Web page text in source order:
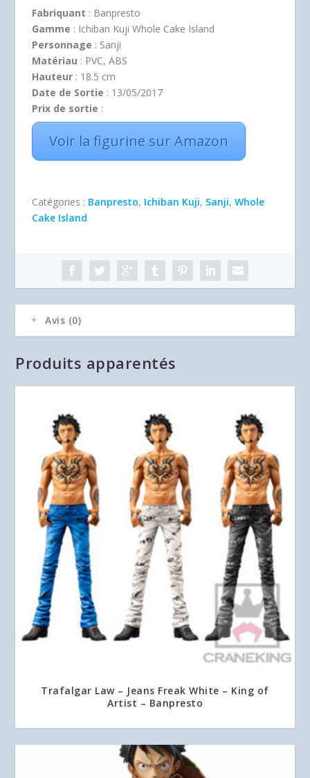
Fabriquant : Banpresto
Gamme : Ichiban Kuji Whole Cake Island
Personnage : Sanji
Matériau : PVC, ABS
Hauteur : 18.5 cm
Date de Sortie : 13/05/2017
Prix de sortie :
Voir la figurine sur Amazon
Catégories : Banpresto, Ichiban Kuji, Sanji,Whole
Cake Island
Avis (0)
Produits apparentés
Trafalgar Law – Jeans Freak White – King of
Artist – Banpresto